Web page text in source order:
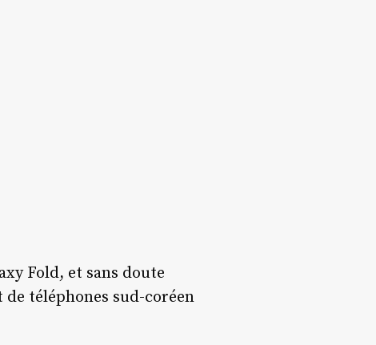
Fold, et sans doute
téléphones sud-coréen